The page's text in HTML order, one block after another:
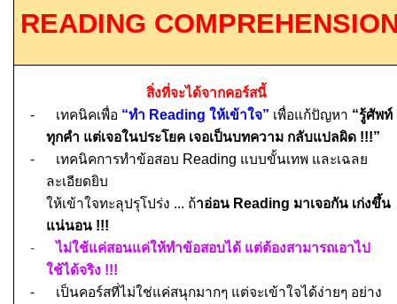
READING
สิ่งที่จะได้จากคอร์สนี้
-
เทคนิคเพื่อ “ทำ Reading ให้เข้าใจ” เพื่อแก้ปัญหา “รู้ศัพท์
ทุกคำ แต่เจอในประโยค เจอเป็นบทความ กลับแปลผิด !!!”
-
เทคนิคการทำข้อสอบ Reading แบบขั้นเทพ และเฉลย
ละเอียดยิบ
ให้เข้าใจทะลุปรุโปร่ง ... ถ้าอ่อน Reading มาเจอกัน เก่งขึ้น
แน่นอน !!!
-
ไม่ใช้แค่สอนแค่ให้ทำข้อสอบได้ แต่ต้องสามารถเอาไป
ใช้ได้จริง !!!
-
เป็นคอร์สที่ไม่ใช่แค่สนุกมากๆ แต่จะเข้าใจได้ง่ายๆ อย่าง